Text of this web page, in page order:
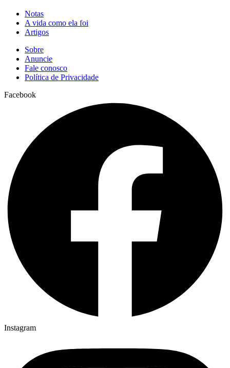
Notas
A vida como ela foi
Artigos
Sobre
Anuncie
Fale conosco
Política de Privacidade
Facebook
Instagram